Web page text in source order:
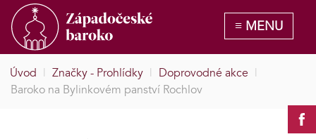
Úvod | Značky - Prohlídky | Doprovodné akce |
Baroko na Bylinkovém panství Rochlov